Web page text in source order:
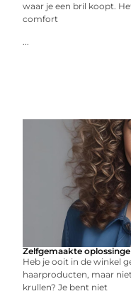
waar je een bril koopt.
comfort
...
Zelfgemaakte
Heb je ooit in de winkel
haarproducten, maar
krullen? Je bent niet